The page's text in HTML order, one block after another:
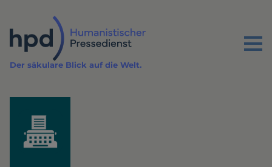
Inhalt
Menu
Der säkulare Blick auf die Welt.